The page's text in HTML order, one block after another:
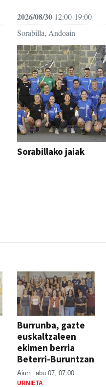
2026/08/30 12:00-19:00
Sorabilla, Andoain
Sorabillako jaiak
Burrunba, gazte
euskaltzaleen
ekimen berria
Beterri-Buruntzan
Aiurri abu 07, 07:00
URNIETA